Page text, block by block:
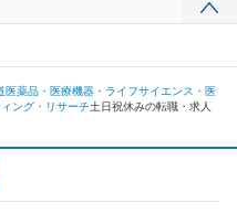
医薬品・医療機器・ライフサイエンス・医
ング・リサーチ土日祝休みの転職・求人